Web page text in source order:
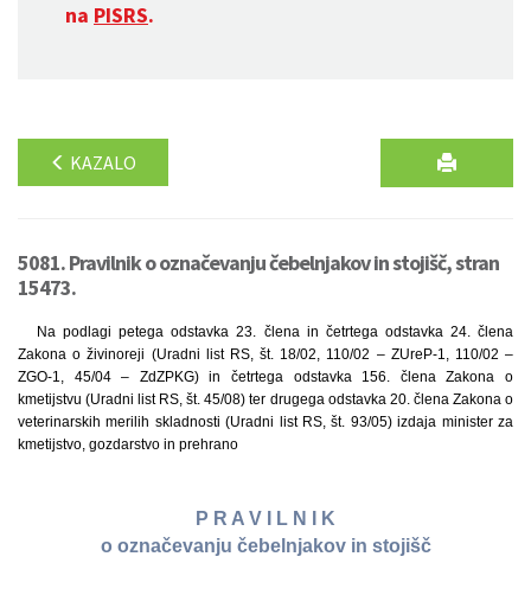
na PISRS.
KAZALO
5081. Pravilnik o označevanju čebelnjakov in stojišč, stran
15473.
Na podlagi petega odstavka 23. člena in četrtega odstavka 24. člena
Zakona o živinoreji (Uradni list RS, št. 18/02, 110/02 – ZUreP-1, 110/02 –
ZGO-1, 45/04 – ZdZPKG) in četrtega odstavka 156. člena Zakona o
kmetijstvu (Uradni list RS, št. 45/08) ter drugega odstavka 20. člena Zakona o
veterinarskih merilih skladnosti (Uradni list RS, št. 93/05) izdaja minister za
kmetijstvo, gozdarstvo in prehrano
P R A V I L N I K
o označevanju čebelnjakov in stojišč